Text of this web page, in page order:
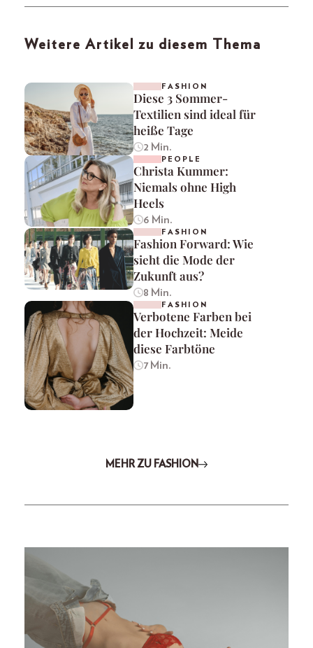
Weitere Artikel zu diesem Thema
FASHION
Diese 3 Sommer-
Textilien sind ideal für
heiße Tage
2 Min.
PEOPLE
Christa Kummer:
Niemals ohne High
Heels
6 Min.
FASHION
Fashion Forward: Wie
sieht die Mode der
Zukunft aus?
8 Min.
FASHION
Verbotene Farben bei
der Hochzeit: Meide
diese Farbtöne
7 Min.
MEHR ZU FASHION